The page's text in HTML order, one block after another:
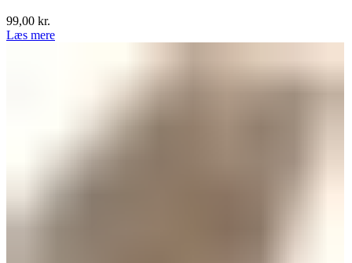
99,00 kr.
Læs mere